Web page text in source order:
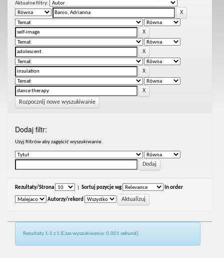
Aktualne filtry:
Rozpocznij nowe wyszukiwanie
Dodaj filtr:
Uzyj filtrów aby zagęścić wyszukiwanie.
Rezultaty/Strona Sortuj pozycje wg In order
Autorzy/rekord
Rezultaty 1-1 z 1 (Czas wyszukiwania: 0.001 sekund).